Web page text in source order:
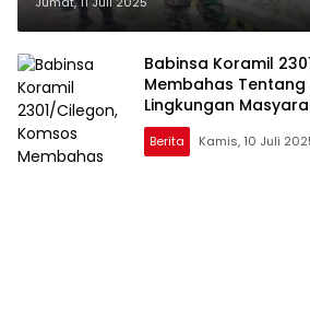
Babinsa Koramil
Membahas
Lingkungan
Berita Kamis, 10 Juli